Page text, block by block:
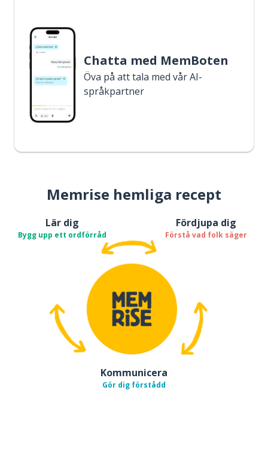
Chatta med MemBoten
Öva på att tala med vår AI-
språkpartner
Memrise hemliga recept
Lär dig
Bygg upp ett ordförråd
Fördjupa dig
Förstå vad folk säger
Kommunicera
Gör dig förstådd